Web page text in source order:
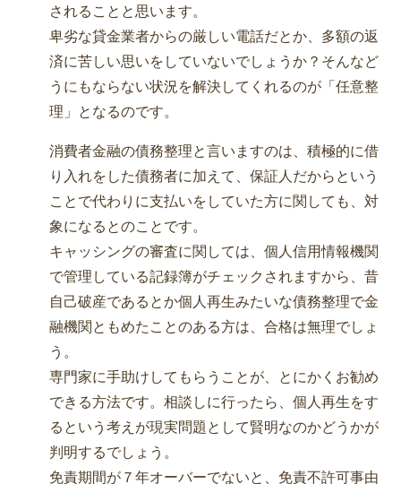
されることと思います。
卑劣な貸金業者からの厳しい電話だとか、多額の返
済に苦しい思いをしていないでしょうか？そんなど
うにもならない状況を解決してくれるのが「任意整
理」となるのです。
消費者金融の債務整理と言いますのは、積極的に借
り入れをした債務者に加えて、保証人だからという
ことで代わりに支払いをしていた方に関しても、対
象になるとのことです。
キャッシングの審査に関しては、個人信用情報機関
で管理している記録簿がチェックされますから、昔
自己破産であるとか個人再生みたいな債務整理で金
融機関ともめたことのある方は、合格は無理でしょ
う。
専門家に手助けしてもらうことが、とにかくお勧め
できる方法です。相談しに行ったら、個人再生をす
るという考えが現実問題として賢明なのかどうかが
判明するでしょう。
免責期間が７年オーバーでないと、免責不許可事由